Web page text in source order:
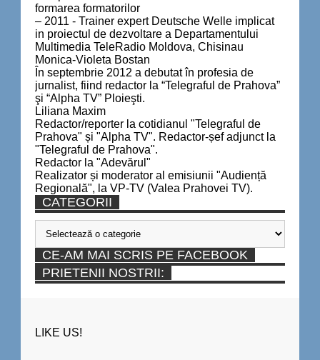
formarea formatorilor
– 2011 - Trainer expert Deutsche Welle implicat
in proiectul de dezvoltare a Departamentului
Multimedia TeleRadio Moldova, Chisinau
Monica-Violeta Bostan
În septembrie 2012 a debutat în profesia de
jurnalist, fiind redactor la “Telegraful de Prahova”
şi “Alpha TV” Ploieşti.
Liliana Maxim
Redactor/reporter la cotidianul "Telegraful de
Prahova" și "Alpha TV". Redactor-șef adjunct la
"Telegraful de Prahova".
Redactor la "Adevărul"
Realizator și moderator al emisiunii "Audiență
Regională", la VP-TV (Valea Prahovei TV).
CATEGORII
Categorii
CE-AM MAI SCRIS PE FACEBOOK
PRIETENII NOSTRII:
LIKE US!